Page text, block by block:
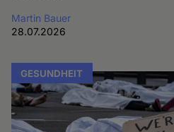
Martin Bauer
28.07.2026
GESUNDHEIT